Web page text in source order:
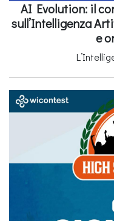
AI Evolution: il
sull’Intelligenza
e